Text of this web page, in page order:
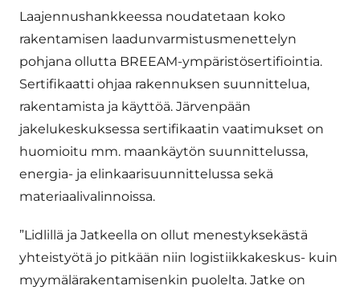
Laajennushankkeessa noudatetaan koko
rakentamisen laadunvarmistusmenettelyn
pohjana ollutta BREEAM-ympäristösertifiointia.
Sertifikaatti ohjaa rakennuksen suunnittelua,
rakentamista ja käyttöä. Järvenpään
jakelukeskuksessa sertifikaatin vaatimukset on
huomioitu mm. maankäytön suunnittelussa,
energia- ja elinkaarisuunnittelussa sekä
materiaalivalinnoissa.
”Lidlillä ja Jatkeella on ollut menestyksekästä
yhteistyötä jo pitkään niin logistiikkakeskus- kuin
myymälärakentamisenkin puolelta. Jatke on